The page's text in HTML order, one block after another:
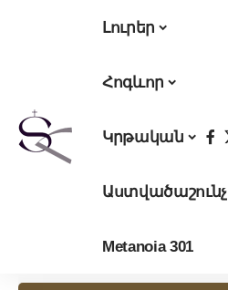
Լուրեր
Հոգևոր
Կրթական
Աստվածաշունչ
Metanoia 301